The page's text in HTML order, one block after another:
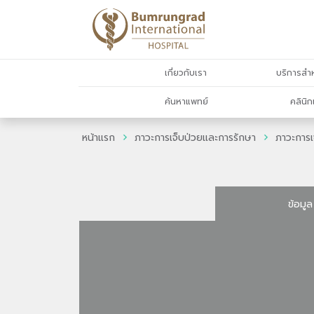
เกี่ยวกับเรา บริการส
ค้นหาแพทย์ คลินิก
หน้าแรก ภาวะการเจ็บป่วยและการรักษา ภาวะกา
ข้อมูล